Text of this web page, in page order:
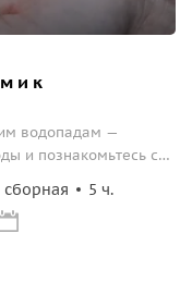
и к
водопадам —
и познакомьтесь с
сборная 5 ч.